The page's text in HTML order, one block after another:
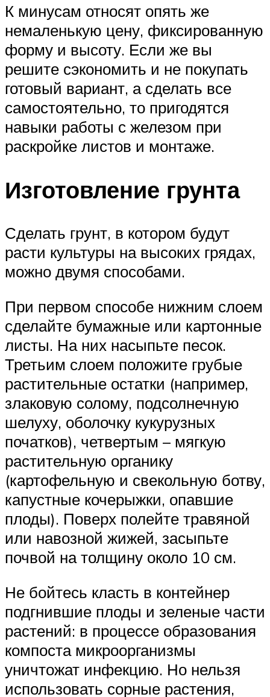
К минусам относят опять же
немаленькую цену, фиксированную
форму и высоту. Если же вы
решите сэкономить и не покупать
готовый вариант, а сделать все
самостоятельно, то пригодятся
навыки работы с железом при
раскройке листов и монтаже.
Изготовление грунта
Сделать грунт, в котором будут
расти культуры на высоких грядах,
можно двумя способами.
При первом способе нижним слоем
сделайте бумажные или картонные
листы. На них насыпьте песок.
Третьим слоем положите грубые
растительные остатки (например,
злаковую солому, подсолнечную
шелуху, оболочку кукурузных
початков), четвертым – мягкую
растительную органику
(картофельную и свекольную ботву,
капустные кочерыжки, опавшие
плоды). Поверх полейте травяной
или навозной жижей, засыпьте
почвой на толщину около 10 см.
Не бойтесь класть в контейнер
подгнившие плоды и зеленые части
растений: в процессе образования
компоста микроорганизмы
уничтожат инфекцию. Но нельзя
использовать сорные растения,